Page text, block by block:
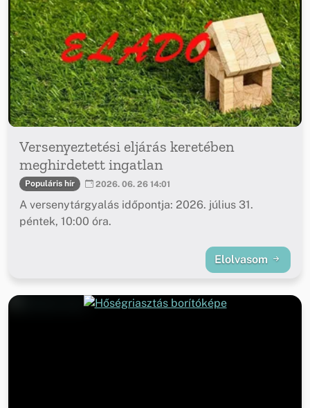
Versenyeztetési eljárás keretében
meghirdetett ingatlan
Populáris hír 2026. 06. 26 14:01
A versenytárgyalás időpontja: 2026. július 31.
péntek, 10:00 óra.
Elolvasom